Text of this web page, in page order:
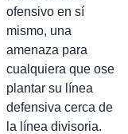
ofensivo en sí
mismo, una
amenaza para
cualquiera que ose
plantar su línea
defensiva cerca de
la línea divisoria.